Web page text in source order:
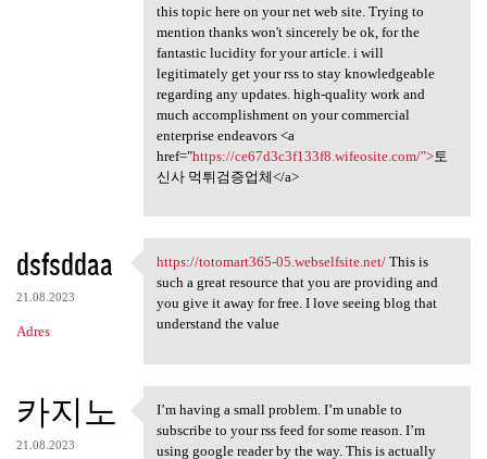
this topic here on your net web site. Trying to
mention thanks won't sincerely be ok, for the
fantastic lucidity for your article. i will
legitimately get your rss to stay knowledgeable
regarding any updates. high-quality work and
much accomplishment on your commercial
enterprise endeavors <a
href="https://ce67d3c3f133f8.wifeosite.com/">토
신사 먹튀검증업체</a>
dsfsddaa
21.08.2023
Adres
https://totomart365-05
https://totomart365-05.webselfsite.net/This is
such a great resource that you are providing and
you give it away for free. I love seeing blog that
understand the value
카지노
21.08.2023
I’m having a small problem. I
I’m having a small problem. I’m unable to
subscribe to your rss feed for some reason. I’m
using google reader by the way. This is actually